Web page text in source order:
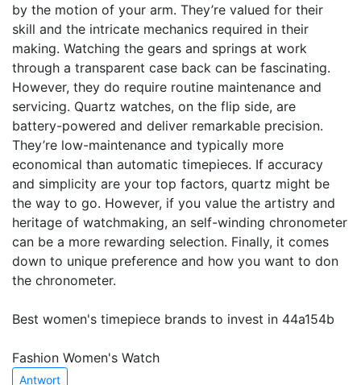
by the motion of your arm. They’re valued for their
skill and the intricate mechanics required in their
making. Watching the gears and springs at work
through a transparent case back can be fascinating.
However, they do require routine maintenance and
servicing. Quartz watches, on the flip side, are
battery-powered and deliver remarkable precision.
They’re low-maintenance and typically more
economical than automatic timepieces. If accuracy
and simplicity are your top factors, quartz might be
the way to go. However, if you value the artistry and
heritage of watchmaking, an self-winding chronometer
can be a more rewarding selection. Finally, it comes
down to unique preference and how you want to don
the chronometer.
Best women's timepiece brands to invest in 44a154b
Fashion Women's Watch
Antwort